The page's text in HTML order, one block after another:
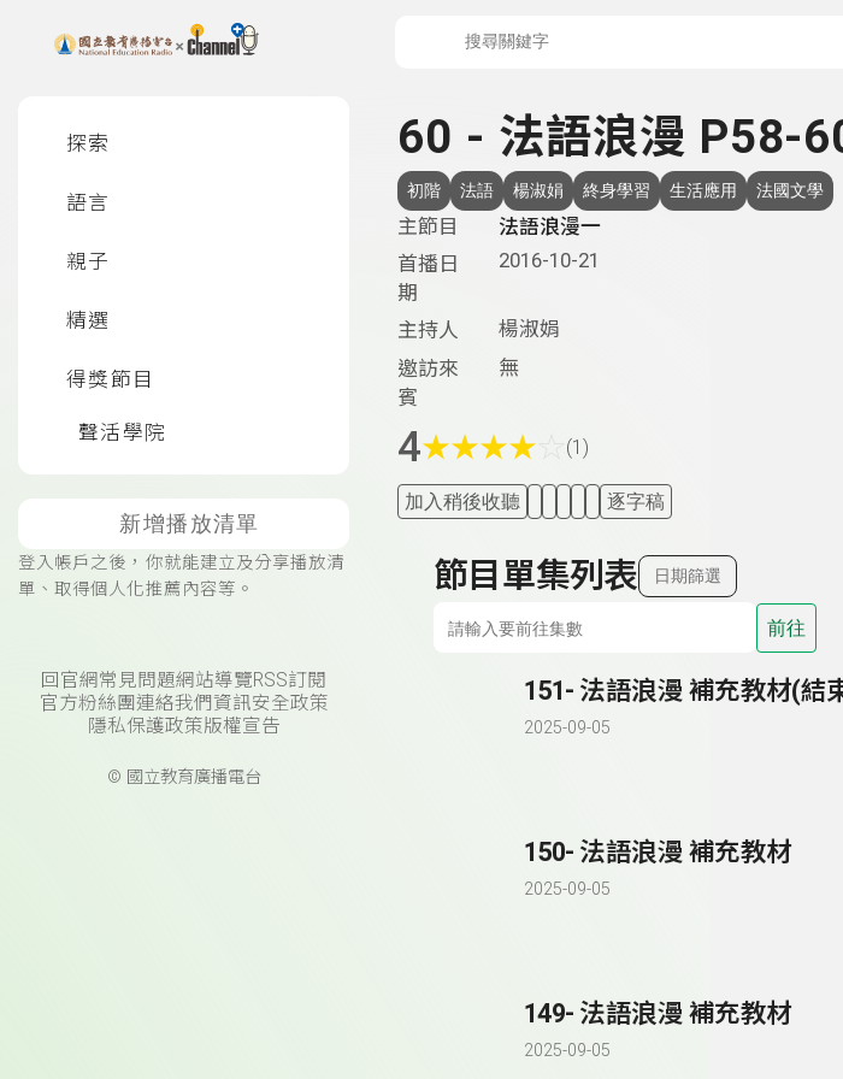
上方功能區塊
探索
語言
親子
精選
得獎節目
聲活學院
新增播放清單
登入帳戶之後，你就能建立及分享播放清
單、取得個人化推薦內容等。
回官網常見問題網站導覽RSS訂閱
官方粉絲團連絡我們 資訊安全政策
隱私保護政策版權宣告
© 國立教育廣播電台
60 - 法語浪漫 P58-
初階 法語 楊淑娟 終身學習 生活應用 法國文學
主節目
法語浪漫一
首播日
期
2016-10-21
主持人
楊淑娟
邀訪來
賓
無
4★★★★ (1)
加入稍後收聽 逐字稿
節目單集列表 日期篩選
前往
151- 法語浪漫 補充教材(結
2025-09-05
150- 法語浪漫 補充教材
2025-09-05
149- 法語浪漫 補充教材
2025-09-05